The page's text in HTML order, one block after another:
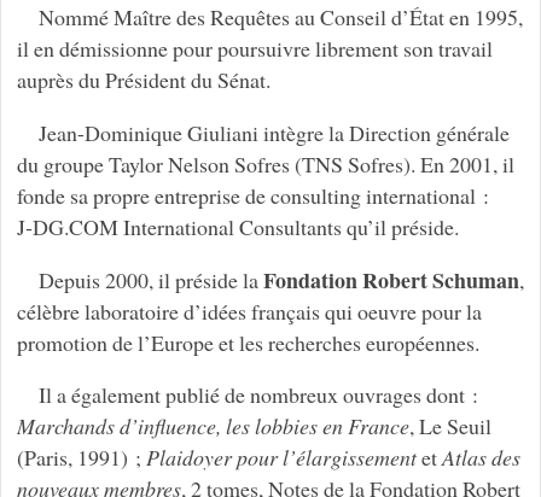
Nommé Maître des Requêtes au Conseil d’État en 1995,
il en démissionne pour poursuivre librement son travail
auprès du Président du Sénat.
Jean-Dominique Giuliani intègre la Direction générale
du groupe Taylor Nelson Sofres (TNS Sofres). En 2001, il
fonde sa propre entreprise de consulting international :
J‑DG.COM International Consultants qu’il préside.
Depuis 2000, il préside laFondation Robert Schuman,
célèbre laboratoire d’idées français qui oeuvre pour la
promotion de l’Europe et les recherches européennes.
Il a également publié de nombreux ouvrages dont :
Marchands d’influence, les lobbies en France, Le Seuil
(Paris, 1991) ; Plaidoyer pour l’élargissementetAtlas des
nouveaux membres, 2 tomes, Notes de la Fondation Robert